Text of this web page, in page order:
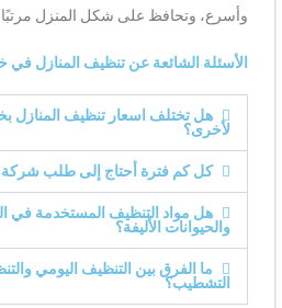
وأسرع، وتحافظ على شكل المنزل مرتبًا
الأسئلة الشائعة عن تنظيف المنازل
هل تختلف اسعار تنظيف
لأخرى؟
كل كم فترة أحتاج إلى طلب شركة
هل مواد التنظيف المستخدمة في
والحيوانات الأليفة؟
ما الفرق بين التنظيف اليومي
التشطيب؟